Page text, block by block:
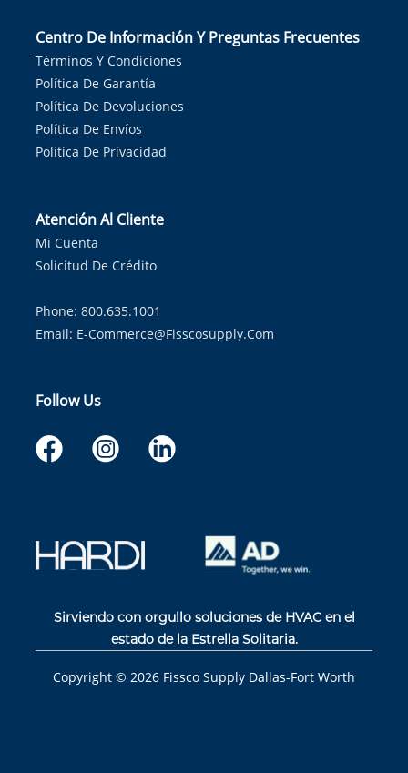
Centro De Información Y Preguntas Frecuentes
Términos Y Condiciones
Política De Garantía
Política De Devoluciones
Política De Envíos
Política De Privacidad
Atención Al Cliente
Mi Cuenta
Solicitud De Crédito
Phone: 800.635.1001
Email: E-Commerce@fisscosupply.com
Follow Us
Sirviendo con orgullo soluciones de HVAC en el
estado de la Estrella Solitaria.
Copyright © 2026 Fissco Supply Dallas-Fort Worth